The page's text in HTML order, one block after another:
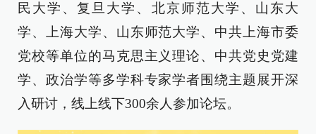
民大学、复旦大学、北京师范大学、山东大
学、上海大学、山东师范大学、中共上海市委
党校等单位的马克思主义理论、中共党史党建
学、政治学等多学科专家学者围绕主题展开深
入研讨，线上线下300余人参加论坛。